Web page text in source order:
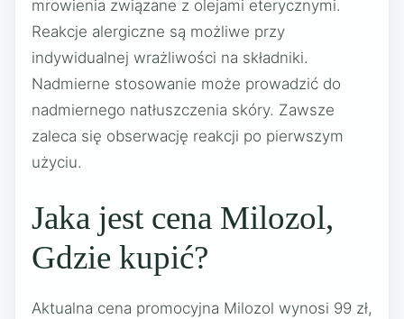
mrowienia związane z olejami eterycznymi.
Reakcje alergiczne są możliwe przy
indywidualnej wrażliwości na składniki.
Nadmierne stosowanie może prowadzić do
nadmiernego natłuszczenia skóry. Zawsze
zaleca się obserwację reakcji po pierwszym
użyciu.
Jaka jest cena Milozol,
Gdzie kupić?
Aktualna cena promocyjna Milozol wynosi 99 zł,